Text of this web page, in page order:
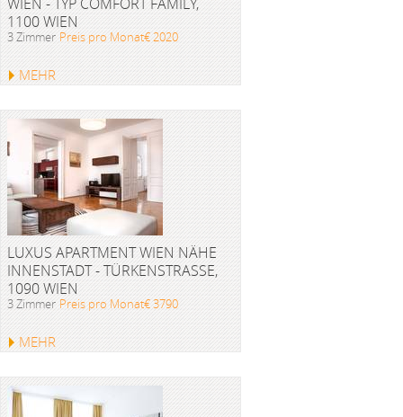
1100 WIEN
3 Zimmer Preis pro Monat€ 2020
MEHR
LUXUS APARTMENT WIEN NÄHE
INNENSTADT - TÜRKENSTRASSE, 1
090 WIEN
3 Zimmer Preis pro Monat€ 3790
MEHR